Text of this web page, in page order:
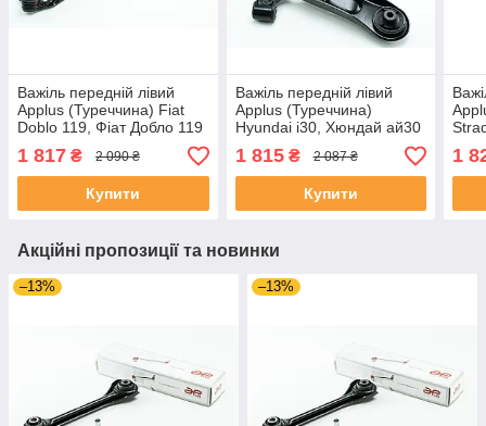
Важіль передній лівий
Applus (Туреччина) Fiat
Doblo 119, Фіат Добло 119
01- #16570AP UAFILEC4
1 817 ₴ 2 090 ₴
Купити
Важіль передній лівий
Applus (Туреччина)
Hyundai i30, Хюндай ай30
11- #21849AP UAEFBBE4
1 815₴ 2 087 ₴
Купити
1
Акційні пропозиції та новинки
–13% –13%